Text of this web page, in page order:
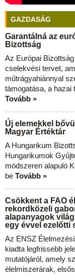
GAZDASÁG
Garantálná az
Bizottság
Az Európai
cselekvési tervet,
műtrágyahiánnyal
támogatása, a hazai
Tovább »
Új elemekkel
Magyar Értéktár
A Hungarikum
Hungarikumok
módszeren alapuló
be Tovább »
Csökkent a FAO
rekordközeli
alapanyagok
egy évvel ezelőtti
Az ENSZ
kiadta legfrissebb
mutatójáról, amely
élelmiszerárak,